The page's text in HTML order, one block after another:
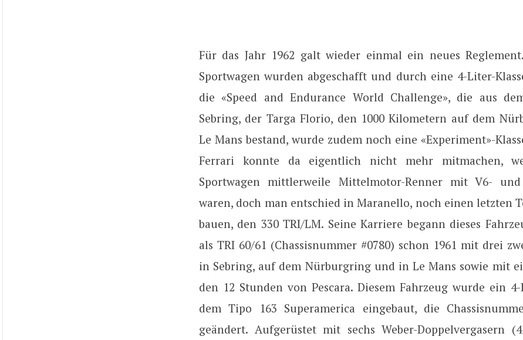
Für das Jahr 1962 galt wieder einmal ein neues
Sportwagen wurden abgeschafft und durch eine 4-Liter-
die «Speed and Endurance World Challenge», die aus
Sebring, der Targa Florio, den 1000 Kilometern auf dem
Le Mans bestand, wurde zudem noch eine «Experiment»-
Ferrari konnte da eigentlich nicht mehr mitmachen,
Sportwagen mittlerweile Mittelmotor-Renner mit V6- und
waren, doch man entschied in Maranello, noch einen letzten
bauen, den 330 TRI/LM. Seine Karriere begann dieses
als TRI 60/61 (Chassisnummer #0780) schon 1961 mit drei
in Sebring, auf dem Nürburgring und in Le Mans sowie mit
den 12 Stunden von Pescara. Diesem Fahrzeug wurde ein
dem Tipo 163 Superamerica eingebaut, die
geändert. Aufgerüstet mit sechs Weber-Doppelvergasern